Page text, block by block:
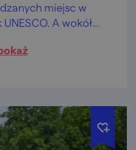
miejsc w
A wokół